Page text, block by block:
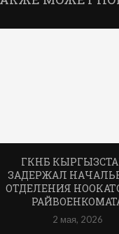
ГКНБ
ЗАДЕРЖАЛ
ОТДЕЛЕНИЯ
2 мая, 2026